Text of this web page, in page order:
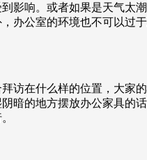
影响。或者如果是天气
办公室的环境也不可以过
访在什么样的位置，大
暗的地方摆放办公家具